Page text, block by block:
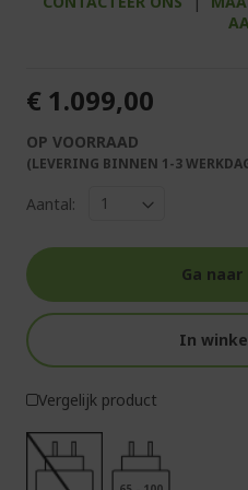
€ 1.099,00
OP VOORRAAD
(LEVERING BINNEN 1-3
Aantal:
Ga
In
Vergelijk product